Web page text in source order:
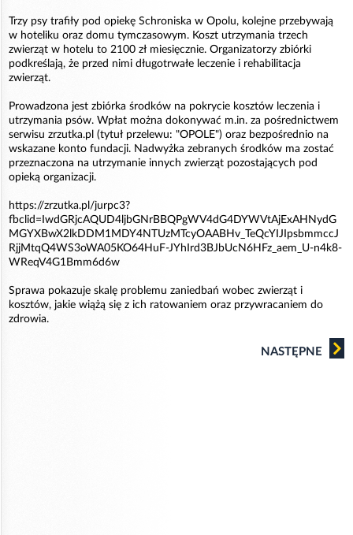
Trzy psy trafiły pod opiekę Schroniska w Opolu, kolejne przebywają
w hoteliku oraz domu tymczasowym. Koszt utrzymania trzech
zwierząt w hotelu to 2100 zł miesięcznie. Organizatorzy zbiórki
podkreślają, że przed nimi długotrwałe leczenie i rehabilitacja
zwierząt.
Prowadzona jest zbiórka środków na pokrycie kosztów leczenia i
utrzymania psów. Wpłat można dokonywać m.in. za pośrednictwem
serwisu zrzutka.pl (tytuł przelewu: "OPOLE") oraz bezpośrednio na
wskazane konto fundacji. Nadwyżka zebranych środków ma zostać
przeznaczona na utrzymanie innych zwierząt pozostających pod
opieką organizacji.
https://zrzutka.pl/jurpc3?
fbclid=IwdGRjcAQUD4ljbGNrBBQPgWV4dG4DYWVtAjExAHNydG
MGYXBwX2lkDDM1MDY4NTUzMTcyOAABHv_TeQcYIJIpsbmmccJ
RjjMtqQ4WS3oWA05KO64HuF-JYhIrd3BJbUcN6HFz_aem_U-n4k8-
WReqV4G1Bmm6d6w
Sprawa pokazuje skalę problemu zaniedbań wobec zwierząt i
kosztów, jakie wiążą się z ich ratowaniem oraz przywracaniem do
zdrowia.
NASTĘPNE